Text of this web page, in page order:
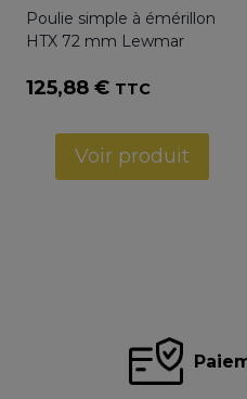
Poulie simple à émérillon
HTX 72 mm Lewmar
125,88 € TTC
Voir produit